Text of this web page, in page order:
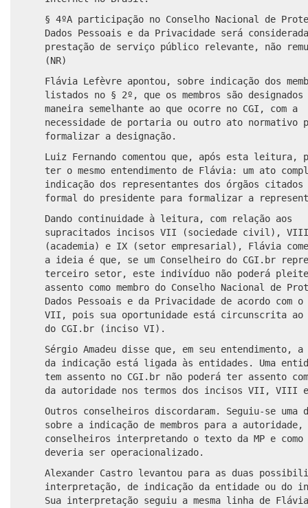
§ 4ºA participação no Conselho Nacional de
Dados Pessoais e da Privacidade será considerada
prestação de serviço público relevante, não
(NR)
Flávia Lefèvre apontou, sobre indicação dos
listados no § 2º, que os membros são designados
maneira semelhante ao que ocorre no CGI, com a
necessidade de portaria ou outro ato normativo
formalizar a designação.
Luiz Fernando comentou que, após esta leitura,
ter o mesmo entendimento de Flávia: um ato
indicação dos representantes dos órgãos
formal do presidente para formalizar a
Dando continuidade à leitura, com relação aos
supracitados incisos VII (sociedade civil), VIII
(academia) e IX (setor empresarial), Flávia
a ideia é que, se um Conselheiro do CGI.br
terceiro setor, este indivíduo não poderá
assento como membro do Conselho Nacional de
Dados Pessoais e da Privacidade de acordo com
VII, pois sua oportunidade está circunscrita ao
do CGI.br (inciso VI).
Sérgio Amadeu disse que, em seu entendimento,
da indicação está ligada às entidades. Uma
tem assento no CGI.br não poderá ter assento
da autoridade nos termos dos incisos VII,
Outros conselheiros discordaram. Seguiu-se uma
sobre a indicação de membros para a autoridade,
conselheiros interpretando o texto da MP e como
deveria ser operacionalizado.
Alexander Castro levantou para as duas
interpretação, de indicação da entidade ou do
Sua interpretação seguiu a mesma linha de